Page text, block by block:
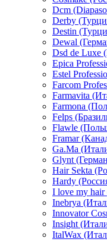
Dcm
Derby
Destin
Dewal
Dsd de Luxe
Epica
Estel
Farcom
Farmavita
Farmona
Felps
Flawle
Framar
Ga.Ma
Glynt
Hair Sekta
Hardy
I love my
Inebrya
Innovator
Insight
ItalWax